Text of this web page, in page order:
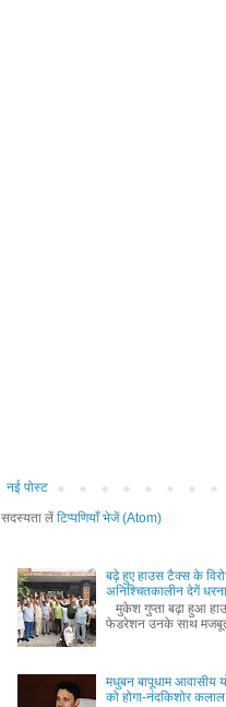
नई पोस्ट
सदस्यता लें टिप्पणियाँ भेजें (Atom)
बढ़े हुए हाउस टैक्स के
अनिश्चितकालीन देगें धरना
मुकेश गुप्ता बढ़ा हुआ
फेडरेशन उनके साथ
मधुबन बापूधाम आवासीय
को होगा-नंदकिशोर कलाल